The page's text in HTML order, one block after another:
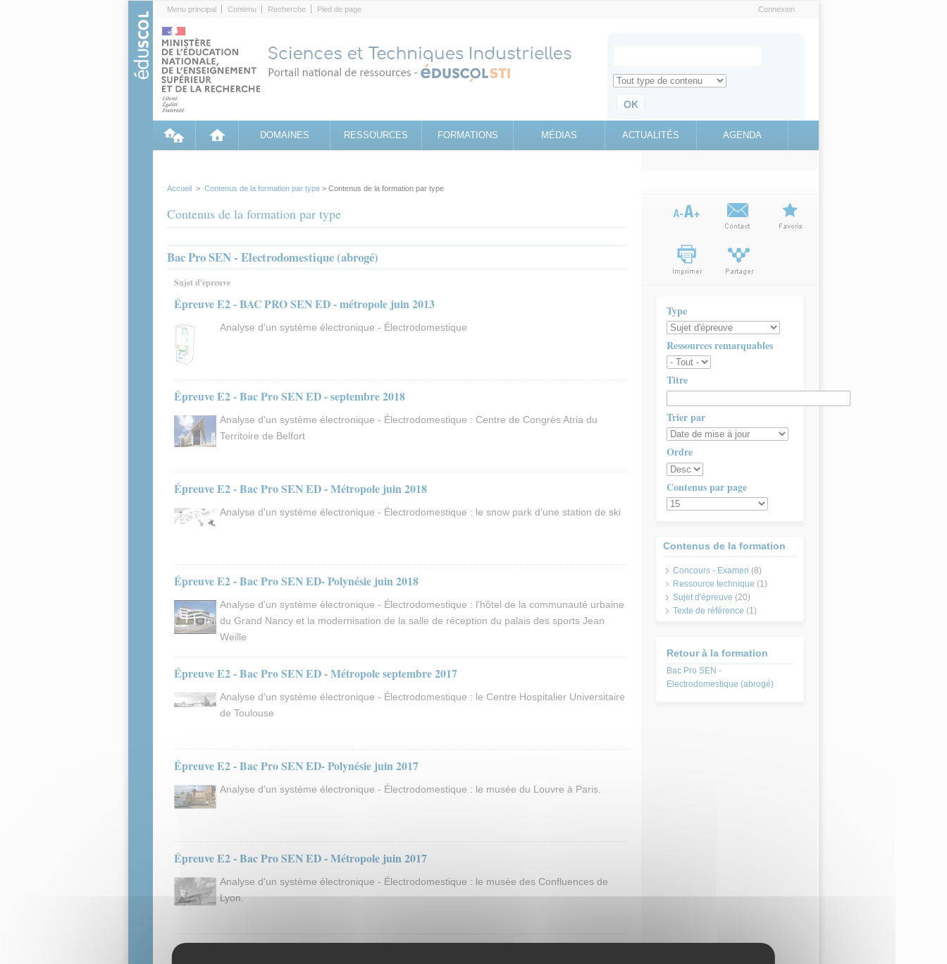
Menu principal Contenu Recherche Pied de page Connexion
Search for
Retrouvez toute l'information sur le site education.gouv.fr
DOMAINES RESSOURCES FORMATIONS MÉDIAS ACTUALITÉS AGENDA
Accueil > Contenus de la formation par type > Contenus de la formation par type
Contenus de la formation par type
Bac Pro SEN - Electrodomestique (abrogé)
Sujet d'épreuve
Épreuve E2 - BAC PRO SEN ED - métropole juin 2013
Analyse d'un système électronique - Électrodomestique
Épreuve E2 - Bac Pro SEN ED - septembre 2018
Analyse d'un système électronique - Électrodomestique : Centre de Congrès Atria du
Territoire de Belfort
Épreuve E2 - Bac Pro SEN ED - Métropole juin 2018
Analyse d'un système électronique - Électrodomestique : le snow park d’une station de ski
Épreuve E2 - Bac Pro SEN ED- Polynésie juin 2018
Analyse d'un système électronique - Électrodomestique : l’hôtel de la communauté urbaine
du Grand Nancy et la modernisation de la salle de réception du palais des sports Jean
Weille
Épreuve E2 - Bac Pro SEN ED - Métropole septembre 2017
Analyse d'un système électronique - Électrodomestique : le Centre Hospitalier Universitaire
de Toulouse
Épreuve E2 - Bac Pro SEN ED- Polynésie juin 2017
Analyse d'un système électronique - Électrodomestique : le musée du Louvre à Paris.
Épreuve E2 - Bac Pro SEN ED - Métropole juin 2017
Analyse d'un système électronique - Électrodomestique : le musée des Confluences de
Lyon.
Épreuve E2 - Bac Pro SEN ED - septembre 2016
Type
Ressources remarquables
Titre
Trier par
Ordre
Contenus par page
Contenus de la formation
Concours - Examen (8)
Ressource technique (1)
Sujet d'épreuve (20)
Texte de référence (1)
Retour à la formation
Bac Pro SEN -
Electrodomestique (abrogé)